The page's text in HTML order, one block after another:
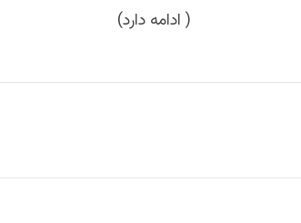
( ادامه دارد)